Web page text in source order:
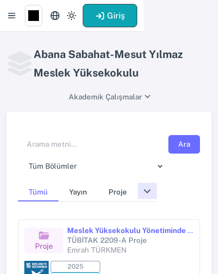
Giriş
Abana Sabahat-Mesut Yılmaz
Meslek Yüksekokulu
Akademik Çalışmalar
Ara
Tümü Yayın Proje
Proje
Meslek Yüksekokulu Yönetiminde Öğrenci Katılımının Karar Alma Süreçlerine Etkisi: Abana Sebahat Mesut Yılmaz Meslek Yüksekokulu Örneği
TÜBİTAK 2209-A Proje
Emrah TÜRKMEN
2025